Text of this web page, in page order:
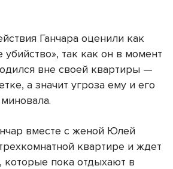
Ганчара оценили как
так как он в момент
вне своей квартиры —
а значит угроза ему и его
вместе с женой Юлей
квартире и ждет
которые пока отдыхают в